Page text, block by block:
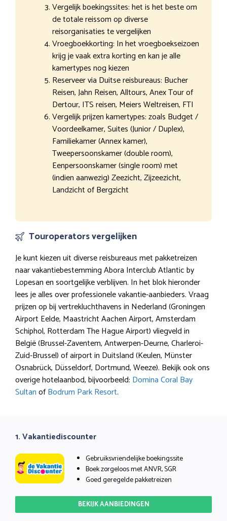
Vergelijk boekingssites: het is het beste om
de totale reissom op diverse
reisorganisaties te vergelijken
Vroegboekkorting: In het vroegboekseizoen
krijg je vaak extra korting en kan je alle
kamertypes nog kiezen
Reserveer via Duitse reisbureaus: Bucher
Reisen, Jahn Reisen, Alltours, Anex Tour of
Dertour, ITS reisen, Meiers Weltreisen, FTI
Vergelijk prijzen kamertypes: zoals Budget /
Voordeelkamer, Suites (Junior / Duplex),
Familiekamer (Annex kamer),
Tweepersoonskamer (double room),
Eenpersoonskamer (single room) met
(indien aanwezig) Zeezicht, Zijzeezicht,
Landzicht of Bergzicht
Touroperators vergelijken
Je kunt kiezen uit diverse reisbureaus met pakketreizen
naar vakantiebestemming Abora Interclub Atlantic by
Lopesan en soortgelijke verblijven. In het blok hieronder
lees je alles over professionele vakantie-aanbieders. Vraag
prijzen op bij vertrekluchthavens in Nederland (Groningen
Airport Eelde, Maastricht Aachen Airport, Amsterdam
Schiphol, Rotterdam The Hague Airport) vliegveld in
België (Brussel-Zaventem, Antwerpen-Deurne, Charleroi-
Zuid-Brussel) of airport in Duitsland (Keulen, Münster
Osnabrück, Düsseldorf, Dortmund, Weeze). Bekijk ook ons
overige hotelaanbod, bijvoorbeeld: Domina Coral Bay
SultanofBodrum Park Resort.
1. Vakantiediscounter
Gebruiksvriendelijke boekingssite
Boek zorgeloos met ANVR, SGR
Goed geregelde pakketreizen
BEKIJK AANBIEDINGEN